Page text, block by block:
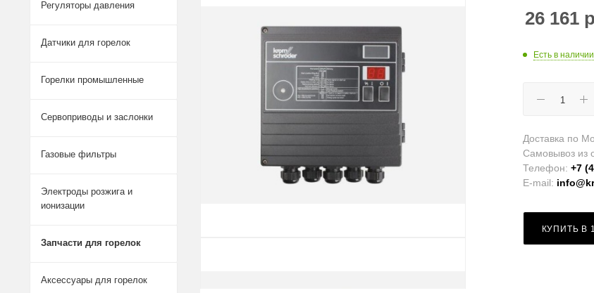
26 161
Есть в наличии
Доставка по
Самовывоз из
Телефон:+7
E-mail:
КУПИТЬ В
Регуляторы давления
Датчики для горелок
Горелки промышленные
Сервоприводы и заслонки
Газовые фильтры
Электроды розжига и
ионизации
Запчасти для горелок
Аксессуары для горелок